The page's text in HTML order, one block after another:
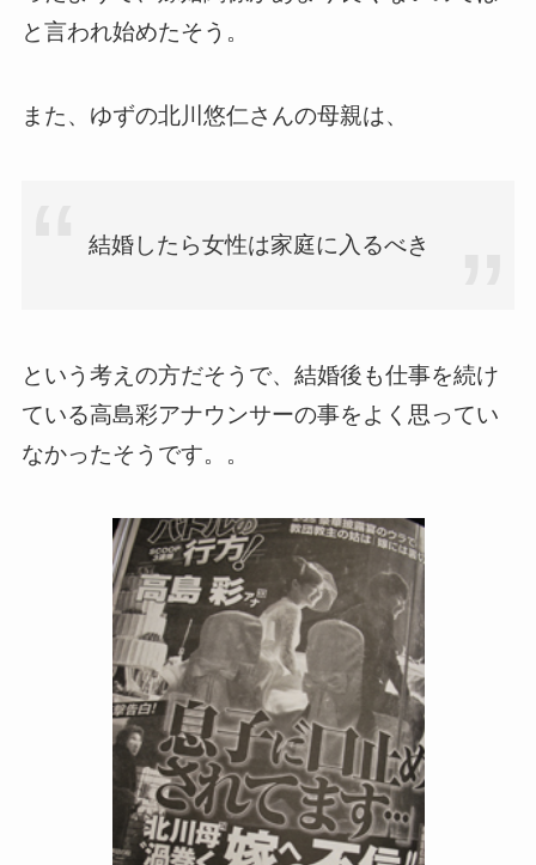
と言われ始めたそう。
また、ゆずの北川悠仁さんの母親は、
結婚したら女性は家庭に入るべき
という考えの方だそうで、結婚後も仕事を続け
ている高島彩アナウンサーの事をよく思ってい
なかったそうです。。